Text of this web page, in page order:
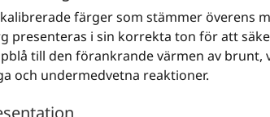
färger som stämmer överens
presenteras i sin korrekta ton för att
till den förankrande värmen av
och undermedvetna reaktioner.